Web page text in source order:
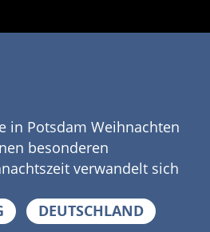
in Potsdam Weihnachten
besonderen
verwandelt sich
Innenstadt duftet
DEUTSCHLAND